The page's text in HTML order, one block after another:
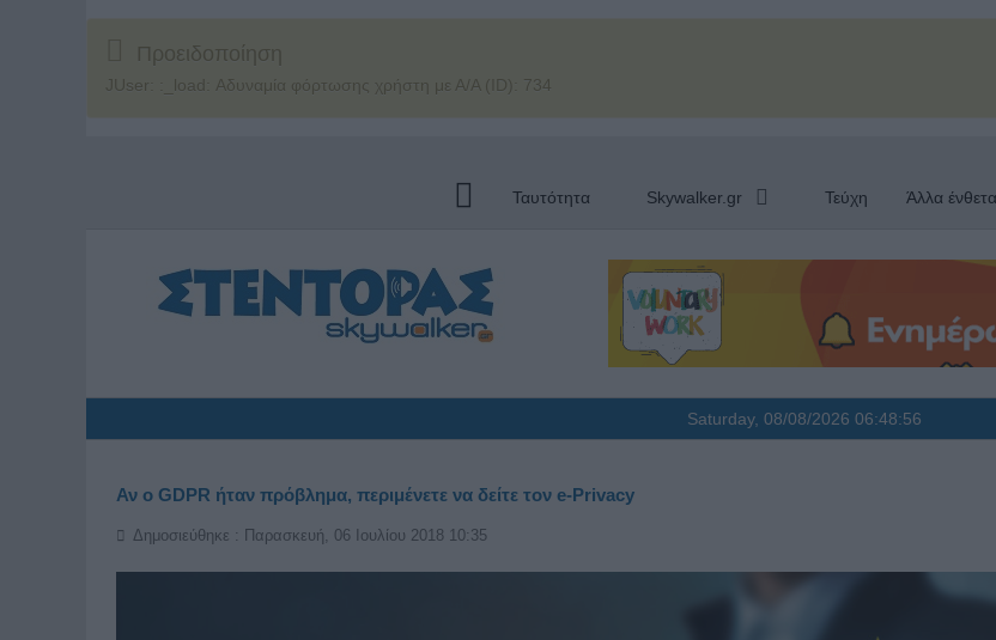
Προειδοποίηση
JUser: :_load: Αδυναμία φόρτωσης χρήστη με Α/Α (ID): 734
Ταυτότητα Skywalker.gr Τεύχη Άλλα ένθετα
Saturday, 08/08/2026 06:48:56
Αν ο GDPR ήταν πρόβλημα, περιμένετε να δείτε τον e-Privacy
Δημοσιεύθηκε : Παρασκευή, 06 Ιουλίου 2018 10:35